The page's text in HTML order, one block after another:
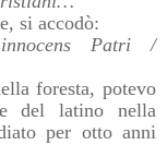
si accodò:
Patri /
foresta, potevo
del latino nella
per otto anni